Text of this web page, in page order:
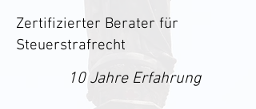
Zertifi­zierter Berater für
Steuerstrafrecht
10 Jahre Erfahrung